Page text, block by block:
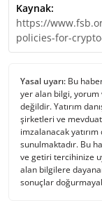
Kaynak:
https://
policies-for-
Yasal uyarı: Bu
yer alan bilgi, yorum
değildir. Yatırım
şirketleri ve
imzalanacak
sunulmaktadır. Bu
ve getiri tercihinize
alan bilgilere
sonuçlar